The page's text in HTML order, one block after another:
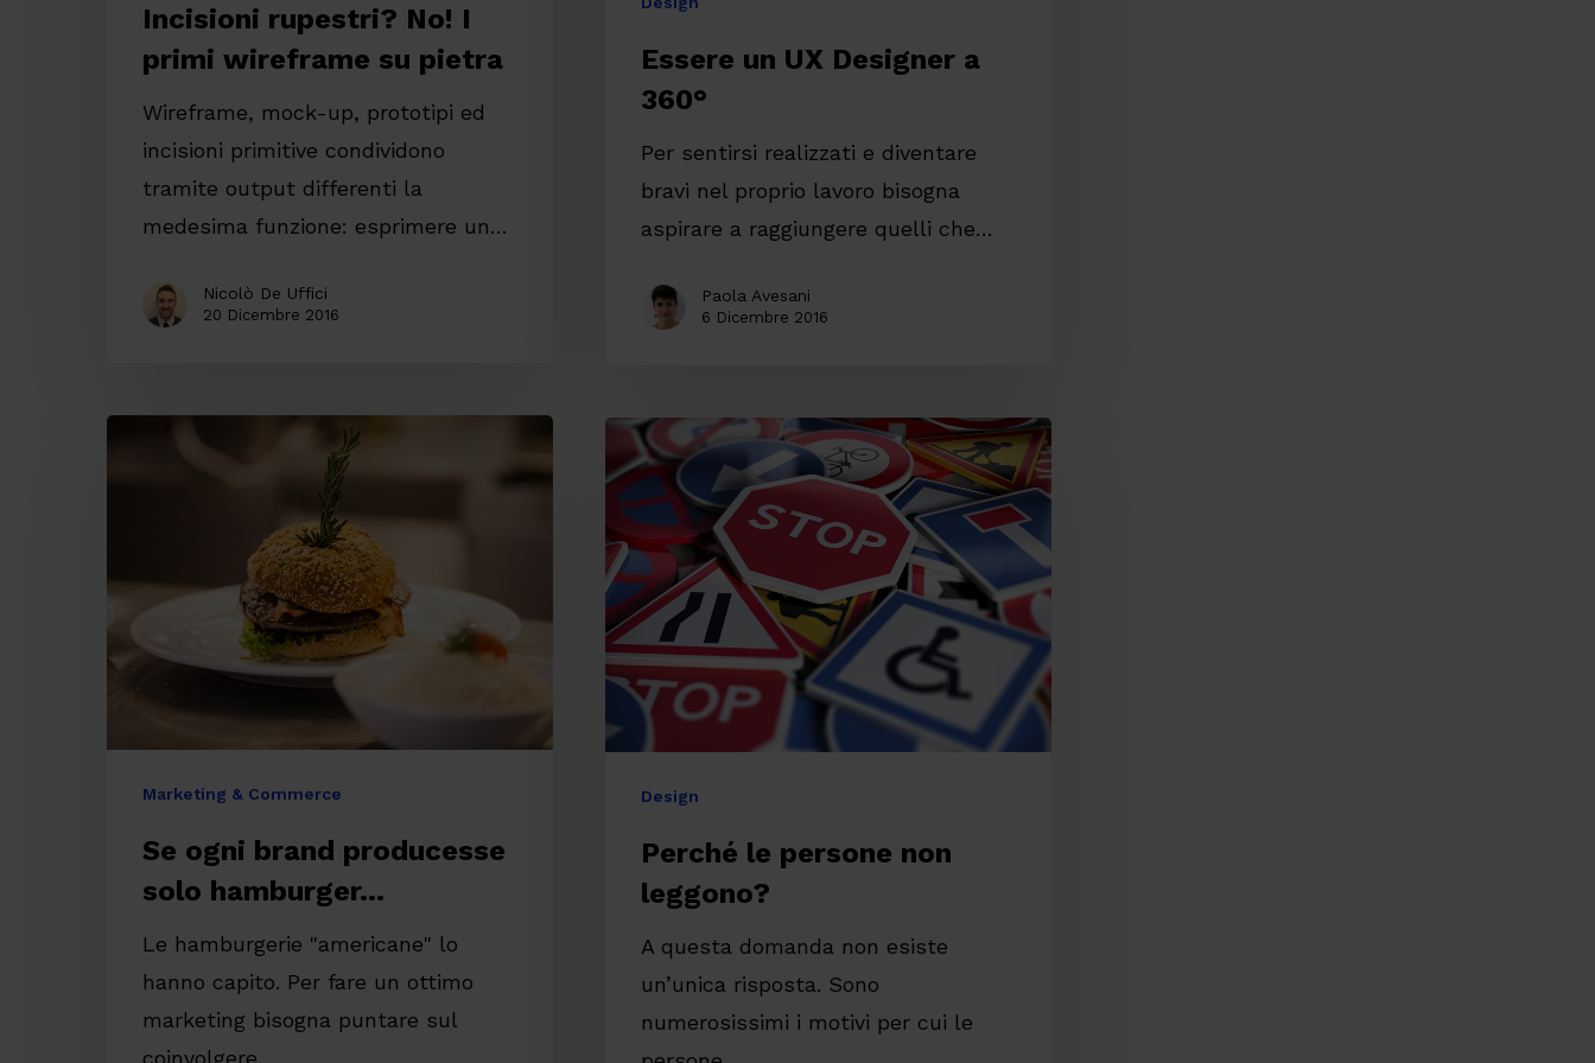
Incisioni rupestri? No! I
primi wireframe su pietra
Wireframe, mock-up, prototipi ed
incisioni primitive condividono
tramite output differenti la
medesima funzione: esprimere un…
Nicolò De Uffici
20 Dicembre 2016
Essere un UX Designer a
360°
Per sentirsi realizzati e diventare
bravi nel proprio lavoro bisogna
aspirare a raggiungere quelli che…
Paola Avesani
6 Dicembre 2016
solo
hamburger…
Marketing & Commerce
Se ogni brand producesse
solo hamburger…
Le hamburgerie "americane" lo
hanno capito. Per fare un ottimo
marketing bisogna puntare sul
coinvolgere…
Perché
le
persone
non
leggono?
Design
Perché le persone non
leggono?
A questa domanda non esiste
un’unica risposta. Sono
numerosissimi i motivi per cui le